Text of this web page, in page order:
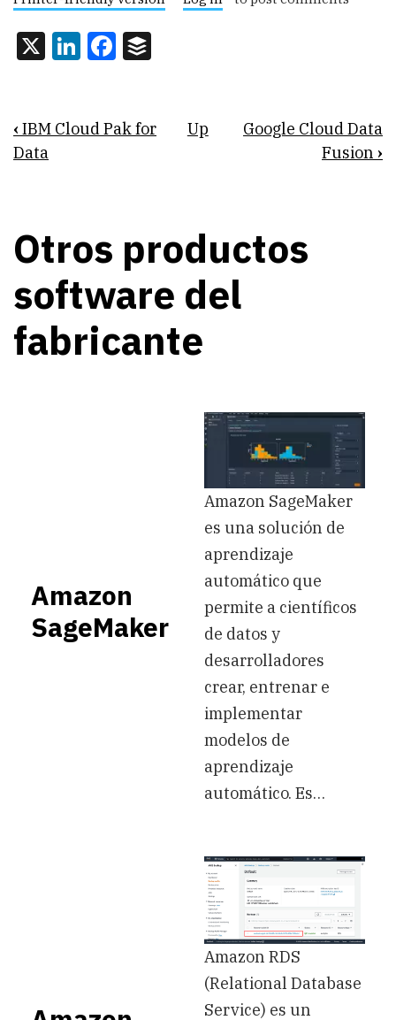
X LinkedIn
Facebook
Book
traversal
AWS
Glue
‹ IBM Cloud Pak for
Data
Up
Google Cloud Data
Fusion ›
Otros productos
software del
fabricante
Amazon
SageMaker
Amazon SageMaker
es una solución de
aprendizaje
automático que
permite a científicos
de datos y
desarrolladores
crear, entrenar e
implementar
modelos de
aprendizaje
automático. Es…
Amazon RDS
(Relational Database
Service) es un